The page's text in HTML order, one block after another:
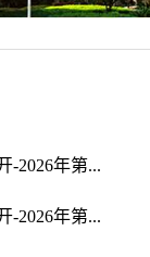
-2026年第...
-2026年第...